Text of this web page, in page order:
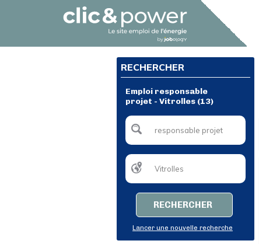
RECHERCHER
Emploi responsable
projet - Vitrolles (13)
RECHERCHER
Lancer une nouvelle recherche